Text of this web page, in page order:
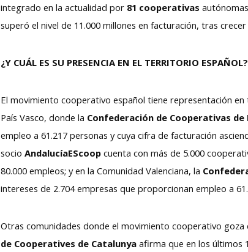
integrado en la actualidad por 81 cooperativas
superó el nivel de 11.000 millones en facturación, tras
¿Y CUÁL ES SU PRESENCIA EN EL TERRITORIO ESPAÑOL?
El movimiento cooperativo español tiene representación
País Vasco, donde la Confederación de Cooperativas
empleo a 61.217 personas y cuya cifra de facturación
socioAndalucíaEScoop cuenta con más de 5.000
80.000 empleos; y en la Comunidad Valenciana, la
intereses de 2.704 empresas que proporcionan empleo a
Otras comunidades donde el movimiento cooperativo
de Cooperatives de Catalunya afirma que en los últimos